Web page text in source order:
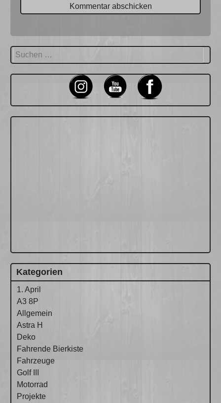
Suchen
nach:
Kategorien
1. April
A3 8P
Allgemein
Astra H
Deko
Fahrende Bierkiste
Fahrzeuge
Golf III
Motorrad
Projekte